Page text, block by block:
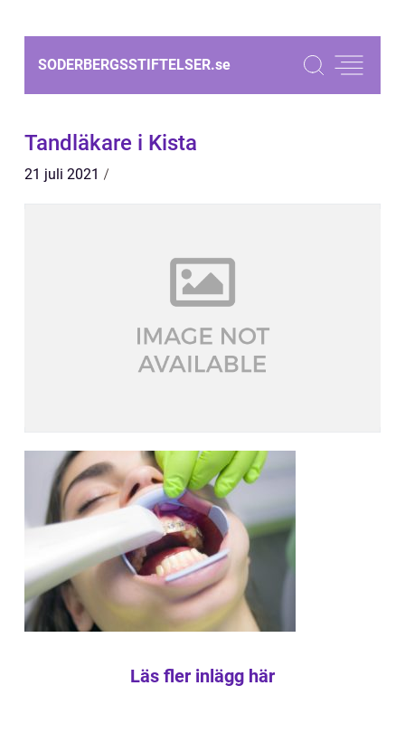
SODERBERGSSTIFTELSER.se
Tandläkare i Kista
21 juli 2021
Läs fler inlägg här